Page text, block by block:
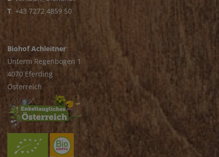
T. +43 7272 4859 50
Biohof Achleitner
Unterm Regenbogen 1
4070 Eferding
Österreich